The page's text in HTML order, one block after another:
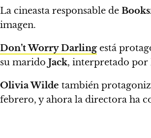
La cineasta responsable de
imagen.
Don’t Worry Darlingestá
su marido Jack, interpretado por
Olivia Wilde también
febrero, y ahora la directora ha